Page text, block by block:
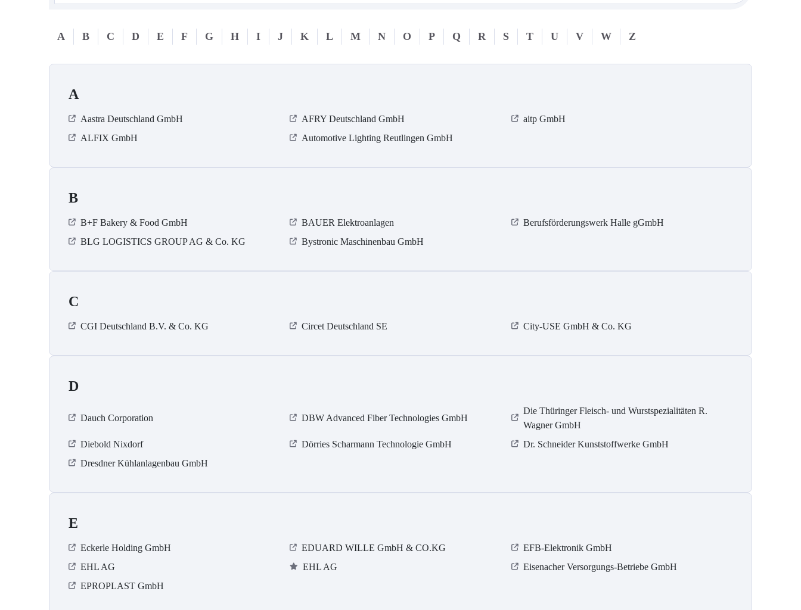
A B C D E F G H I J K L M N O P Q R S T U V W Z
A
Aastra Deutschland GmbH AFRY Deutschland GmbH
aitp GmbH
ALFIX GmbH
Automotive Lighting Reutlingen GmbH
B
B+F Bakery & Food GmbH BAUER Elektroanlagen
Berufsförderungswerk Halle gGmbH
BLG LOGISTICS GROUP AG & Co. KG
Bystronic Maschinenbau GmbH
C
CGI Deutschland B.V. & Co. KG Circet Deutschland SE City-USE GmbH & Co. KG
D
Dauch Corporation DBW Advanced Fiber Technologies GmbH
Die Thüringer Fleisch- und Wurstspezialitäten R.
Wagner GmbH
Diebold Nixdorf
Dörries Scharmann Technologie GmbH
Dr. Schneider Kunststoffwerke GmbH
Dresdner Kühlanlagenbau GmbH
E
Eckerle Holding GmbH EDUARD WILLE GmbH & CO.KG
EFB-Elektronik GmbH
EHL AG
EHL AG
Eisenacher Versorgungs-Betriebe GmbH
EPROPLAST GmbH